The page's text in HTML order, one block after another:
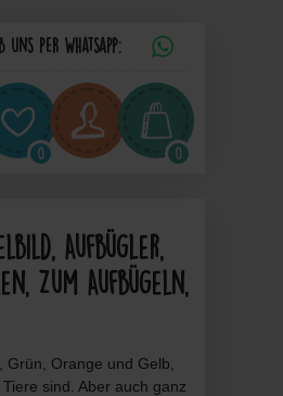
uns per Whatsapp:
0 0
Aufbügler,
Zum Aufbügeln,
Orange und Gelb,
sind. Aber auch ganz